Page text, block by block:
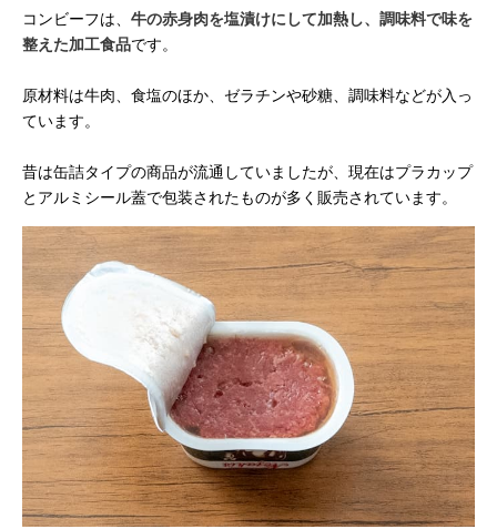
コンビーフは、 牛の赤身肉を塩漬けにして加熱し、調味料で味を
整えた加工食品です。
原材料は牛肉、食塩のほか、ゼラチンや砂糖、調味料などが入っ
ています。
昔は缶詰タイプの商品が流通していましたが、現在はプラカップ
とアルミシール蓋で包装されたものが多く販売されています。